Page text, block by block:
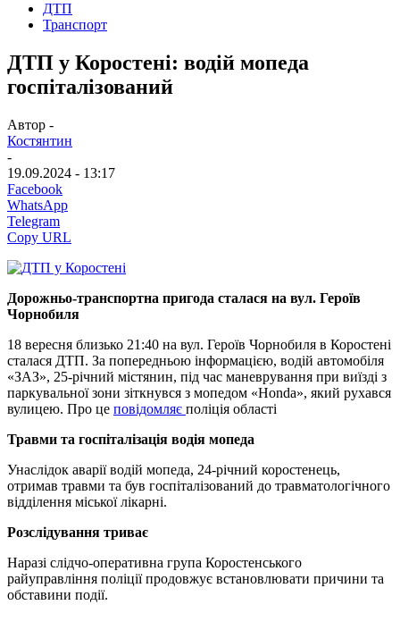
ДТП
Транспорт
ДТП у Коростені: водій мопеда
госпіталізований
Автор -
Костянтин
-
19.09.2024 - 13:17
Facebook
WhatsApp
Telegram
Copy URL
Дорожньо-транспортна пригода сталася на вул. Героїв
Чорнобиля
18 вересня близько 21:40 на вул. Героїв Чорнобиля в Коростені
сталася ДТП. За попередньою інформацією, водій автомобіля
«ЗАЗ», 25-річний містянин, під час маневрування при виїзді з
паркувальної зони зіткнувся з мопедом «Honda», який рухався
вулицею. Про це повідомляє поліція області
Травми та госпіталізація водія мопеда
Унаслідок аварії водій мопеда, 24-річний коростенець,
отримав травми та був госпіталізований до травматологічного
відділення міської лікарні.
Розслідування триває
Наразі слідчо-оперативна група Коростенського
райуправління поліції продовжує встановлювати причини та
обставини події.